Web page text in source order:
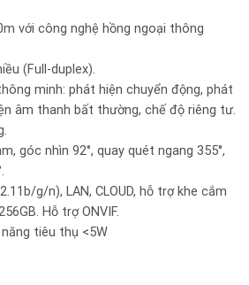
với công nghệ hồng ngoại thông
(Full-duplex).
minh: phát hiện chuyển động, phát
âm thanh bất thường, chế độ riêng tư.
góc nhìn 92°, quay quét ngang 355°,
g/n), LAN, CLOUD, hỗ trợ khe cắm
Hỗ trợ ONVIF.
năng tiêu thụ <5W